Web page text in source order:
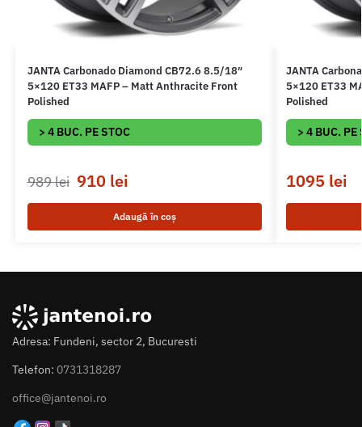
JANTA Carbonado Diamond CB72.6 8.5/18″
5×120 ET33 MAFP – Matt Anthracite Front
Polished
> 4 BUC. PE STOC
989lei 910 lei
Adaugă în coș
JANTA
5×120 ET33
Polished
> 4 BUC. PE
1095 lei
Adresa: Fundeni, sector 2, Bucuresti
Telefon: 0731318287
office@jantenoi.ro